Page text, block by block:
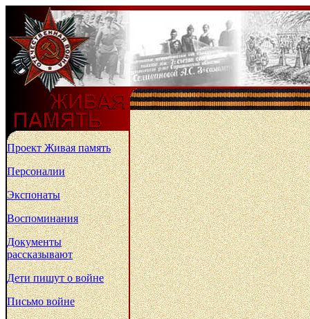
Проект Живая память
Персоналии
Экспонаты
Воспоминания
Документы
рассказывают
Дети пишут о войне
Письмо войне